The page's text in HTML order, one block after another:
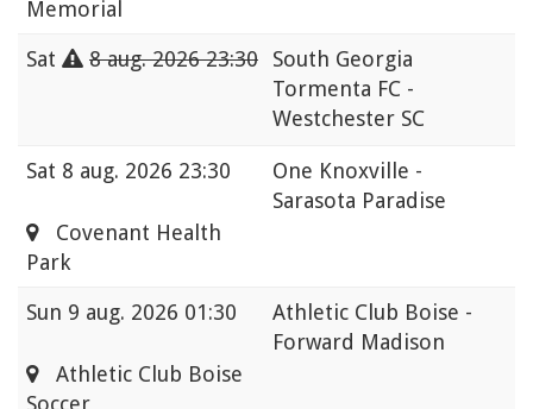
Memorial
Sat
8 aug. 2026 23:30
South Georgia
Tormenta FC -
Westchester SC
Sat 8 aug. 2026 23:30
One Knoxville -
Sarasota Paradise
Covenant Health
Park
Sun 9 aug. 2026 01:30
Athletic Club Boise -
Forward Madison
Athletic Club Boise